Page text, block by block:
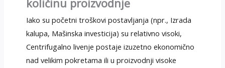
količinu proizvodnje
Iako su početni troškovi postavljanja (npr., Izrada
kalupa, Mašinska investicija) su relativno visoki,
Centrifugalno livenje postaje izuzetno ekonomično
nad velikim pokretama ili u proizvodnji visoke